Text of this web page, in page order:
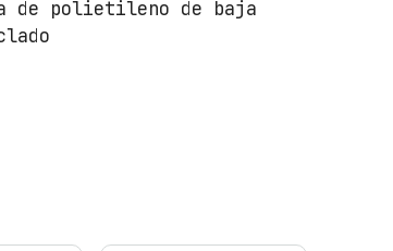
de polietileno de baja